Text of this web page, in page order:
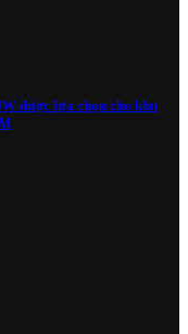
được lựa chọn cho khu